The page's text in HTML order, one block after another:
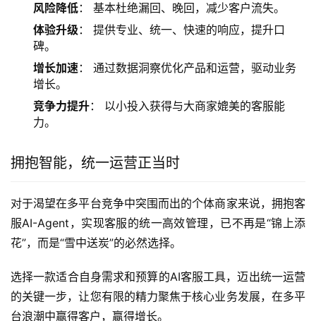
风险降低： 基本杜绝漏回、晚回，减少客户流失。
体验升级 ： 提供专业、统一、快速的响应，提升口
碑。
增长加速： 通过数据洞察优化产品和运营，驱动业务
增长。
竞争力提升： 以小投入获得与大商家媲美的客服能
力。
拥抱智能，统一运营正当时
对于渴望在多平台竞争中突围而出的个体商家来说，拥抱客
服AI-Agent，实现客服的统一高效管理，已不再是“锦上添
花”，而是“雪中送炭”的必然选择。
选择一款适合自身需求和预算的AI客服工具，迈出统一运营
的关键一步，让您有限的精力聚焦于核心业务发展，在多平
台浪潮中赢得客户，赢得增长。